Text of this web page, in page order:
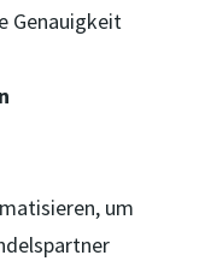
Genauigkeit
um